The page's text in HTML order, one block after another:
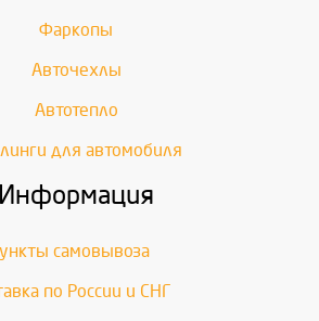
Фаркопы
Авточехлы
Автотепло
для автомобиля
Информация
самовывоза
по России и СНГ